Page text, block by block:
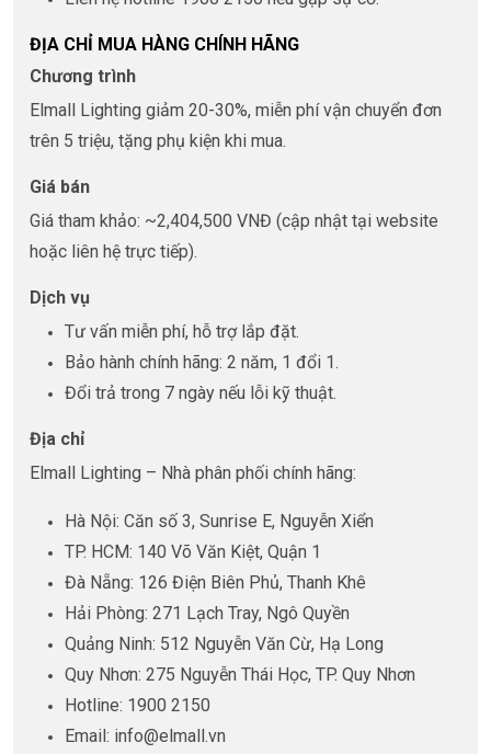
ĐỊA CHỈ MUA HÀNG CHÍNH HÃNG
Chương trình
Elmall Lighting giảm 20-30%, miễn phí vận chuyển đơn
trên 5 triệu, tặng phụ kiện khi mua.
Giá bán
Giá tham khảo: ~2,404,500 VNĐ (cập nhật tại website
hoặc liên hệ trực tiếp).
Dịch vụ
Tư vấn miễn phí, hỗ trợ lắp đặt.
Bảo hành chính hãng: 2 năm, 1 đổi 1.
Đổi trả trong 7 ngày nếu lỗi kỹ thuật.
Địa chỉ
Elmall Lighting – Nhà phân phối chính hãng:
Hà Nội: Căn số 3, Sunrise E, Nguyễn Xiển
TP. HCM: 140 Võ Văn Kiệt, Quận 1
Đà Nẵng: 126 Điện Biên Phủ, Thanh Khê
Hải Phòng: 271 Lạch Tray, Ngô Quyền
Quảng Ninh: 512 Nguyễn Văn Cừ, Hạ Long
Quy Nhơn: 275 Nguyễn Thái Học, TP. Quy Nhơn
Hotline: 1900 2150
Email: info@elmall.vn